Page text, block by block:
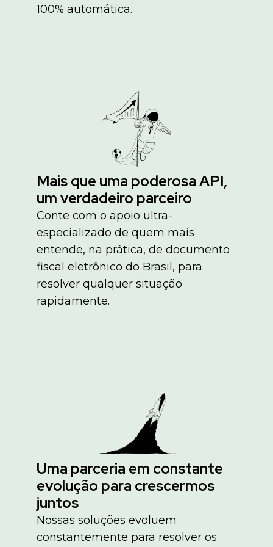
100% automática.
Mais que uma poderosa API,
um verdadeiro parceiro
Conte com o apoio ultra-
especializado de quem mais
entende, na prática, de documento
fiscal eletrônico do Brasil, para
resolver qualquer situação
rapidamente.
Uma parceria em constante
evolução para crescermos
juntos
Nossas soluções evoluem
constantemente para resolver os